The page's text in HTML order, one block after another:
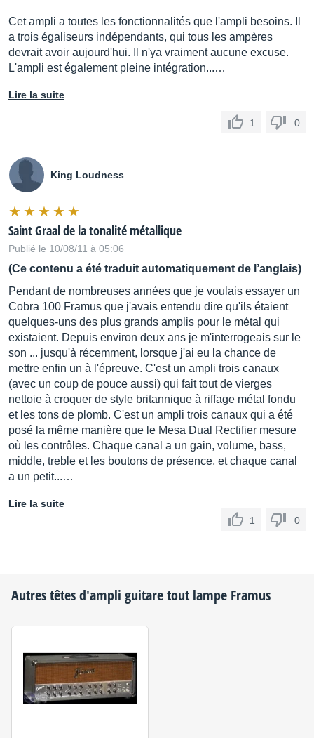
Cet ampli a toutes les fonctionnalités que l'ampli besoins. Il
a trois égaliseurs indépendants, qui tous les ampères
devrait avoir aujourd'hui. Il n'ya vraiment aucune excuse.
L'ampli est également pleine intégration...…
Lire la suite
1 0
King Loudness
Saint Graal de la tonalité métallique
Publié le 10/08/11 à 05:06
(Ce contenu a été traduit automatiquement de l’anglais)
Pendant de nombreuses années que je voulais essayer un
Cobra 100 Framus que j'avais entendu dire qu'ils étaient
quelques-uns des plus grands amplis pour le métal qui
existaient. Depuis environ deux ans je m'interrogeais sur le
son ... jusqu'à récemment, lorsque j'ai eu la chance de
mettre enfin un à l'épreuve. C'est un ampli trois canaux
(avec un coup de pouce aussi) qui fait tout de vierges
nettoie à croquer de style britannique à riffage métal fondu
et les tons de plomb. C'est un ampli trois canaux qui a été
posé la même manière que le Mesa Dual Rectifier mesure
où les contrôles. Chaque canal a un gain, volume, bass,
middle, treble et les boutons de présence, et chaque canal
a un petit...…
Lire la suite
1
0
Autres têtes d'ampli guitare tout lampe Framus